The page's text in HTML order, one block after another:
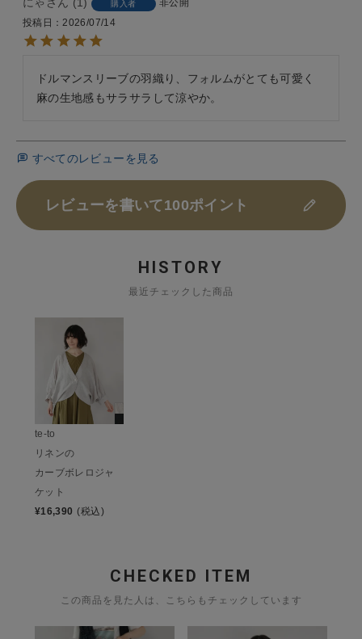
購入者
非公開
投稿日
2026/07/14
ドルマンスリーブの羽織り、フォルムがとても可愛く
麻の生地感もサラサラして涼やか。
すべてのレビューを見る
レビューを書いて100ポイント
HISTORY
最近チェックした商品
te-to
リネンの
カーブボレロジャ
ケット
¥16,390 (税込)
CHECKED ITEM
この商品を見た人は、こちらもチェックしています